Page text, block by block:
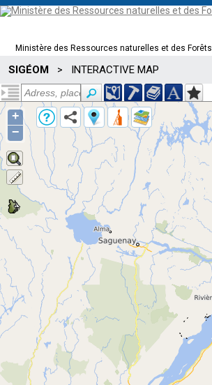
Ministère des Ressources naturelles et des Forêts
SIGÉOM > INTERACTIVE MAP
+
−